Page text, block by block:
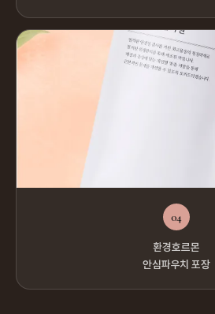
04
환경호르몬
안심파우치 포장